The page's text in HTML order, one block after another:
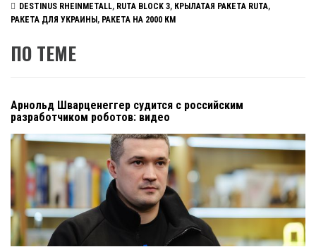
DESTINUS RHEINMETALL, RUTA BLOCK 3, КРЫЛАТАЯ РАКЕТА RUTA,
РАКЕТА ДЛЯ УКРАИНЫ, РАКЕТА НА 2000 КМ
ПО ТЕМЕ
Арнольд Шварценеггер судится с российским
разработчиком роботов: видео